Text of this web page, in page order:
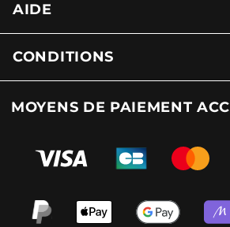
AIDE
CONDITIONS
MOYENS DE PAIEMENT